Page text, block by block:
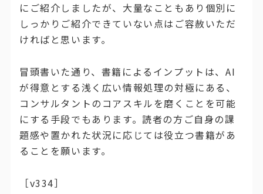
にご紹介しましたが、大量なこともあり個別に
しっかりご紹介できていない点はご容赦いただ
ければと思います。
冒頭書いた通り、書籍によるインプットは、AI
が得意とする浅く広い情報処理の対極にある、
コンサルタントのコアスキルを磨くことを可能
にする手段でもあります。読者の方ご自身の課
題感や置かれた状況に応じては役立つ書籍があ
ることを願います。
［v334］